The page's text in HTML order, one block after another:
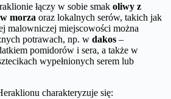
łączy w sobie smak oliwy z
morza oraz lokalnych serów, takich jak
malowniczej miejscowości można
potrawach, np. w dakos –
pomidorów i sera, a także w
wypełnionych serem lub
charakteryzuje się: